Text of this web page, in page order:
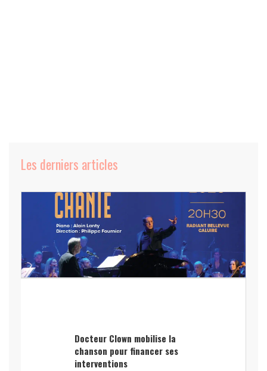
Les derniers articles
Docteur Clown mobilise la
chanson pour financer ses
interventions